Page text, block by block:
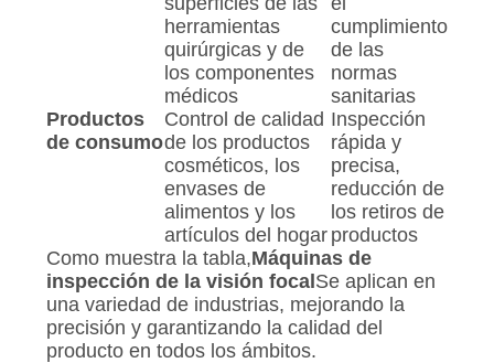
herramientas
quirúrgicas y de
los componentes
médicos
cumplimiento
de las
normas
sanitarias
Productos
de consumo
Control de calidad
de los productos
cosméticos, los
envases de
alimentos y los
artículos del hogar
Inspección
rápida y
precisa,
reducción de
los retiros de
productos
Como muestra la tabla,Máquinas de
inspección de la visión focalSe aplican en
una variedad de industrias, mejorando la
precisión y garantizando la calidad del
producto en todos los ámbitos.